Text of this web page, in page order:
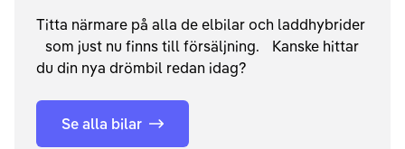
Titta närmare på alla de elbilar och laddhybrider
som just nu finns till försäljning. Kanske hittar
du din nya drömbil redan idag?
Se alla bilar